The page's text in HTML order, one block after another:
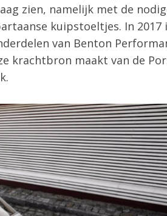
zien, namelijk met de
kuipstoeltjes. In 2017
van Benton
krachtbron maakt van de